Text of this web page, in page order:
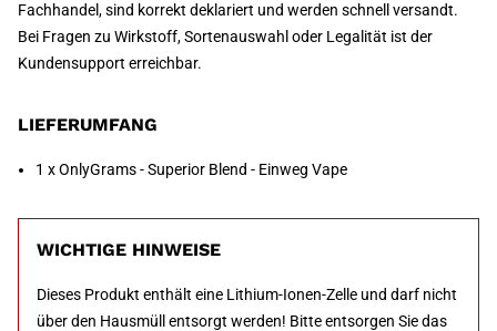
Fachhandel, sind korrekt deklariert und werden schnell versandt.
Bei Fragen zu Wirkstoff, Sortenauswahl oder Legalität ist der
Kundensupport erreichbar.
LIEFERUMFANG
1 x OnlyGrams - Superior Blend - Einweg Vape
WICHTIGE HINWEISE
Dieses Produkt enthält eine Lithium-Ionen-Zelle und darf nicht
über den Hausmüll entsorgt werden! Bitte entsorgen Sie das